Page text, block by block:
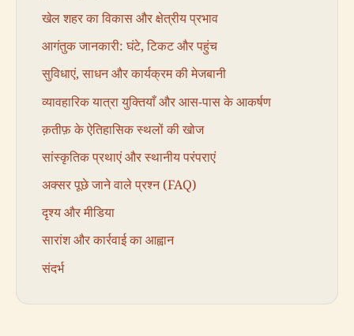
खेल शहर का विकास और क्षेत्रीय प्रभाव
आगंतुक जानकारी: घंटे, टिकट और पहुंच
सुविधाएं, साधन और कार्यक्रम की मेजबानी
व्यावहारिक यात्रा युक्तियाँ और आस-पास के आकर्षण
क़तीफ़ के ऐतिहासिक स्थलों की खोज
सांस्कृतिक प्रथाएं और स्थानीय परंपराएं
अक्सर पूछे जाने वाले प्रश्न (FAQ)
दृश्य और मीडिया
सारांश और कार्रवाई का आह्वान
संदर्भ